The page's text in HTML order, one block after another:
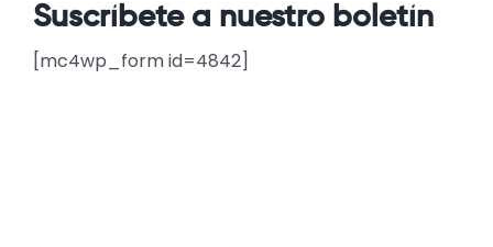
Suscríbete a nuestro boletín
[mc4wp_form id=4842]